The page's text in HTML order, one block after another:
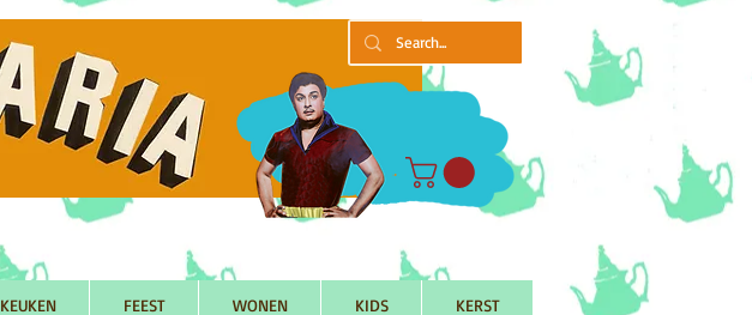
KEUKEN FEEST WONEN KIDS KERST